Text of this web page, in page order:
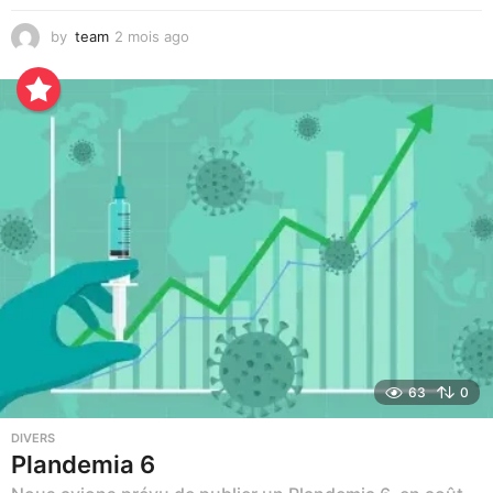
by team 2 mois ago
e
n
e
s
63 0
DIVERS
Plandemia 6